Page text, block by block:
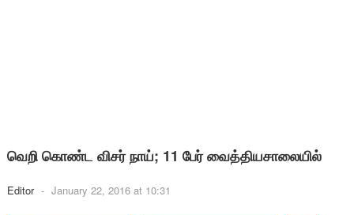
வெறி கொண்ட விசர் நாய்; 11 பேர் வைத்தியசாலையில்
Editor - January 22, 2016 at 10:31